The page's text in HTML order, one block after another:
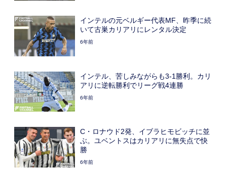
インテルの元ベルギー代表MF、昨季に続
いて古巣カリアリにレンタル決定
6年前
インテル、苦しみながらも3-1勝利。カリ
アリに逆転勝利でリーグ戦4連勝
6年前
C・ロナウド2発、イブラヒモビッチに並
ぶ。ユベントスはカリアリに無失点で快
勝
6年前